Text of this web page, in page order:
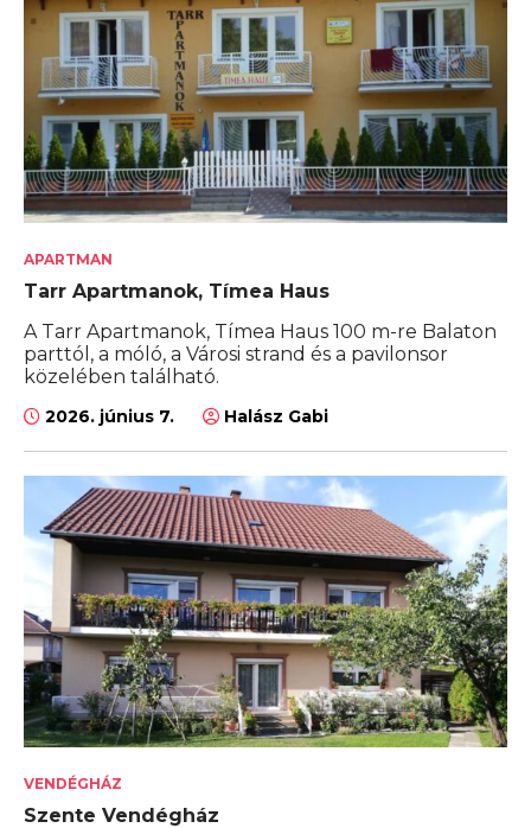
APARTMAN
Tarr Apartmanok, Tímea Haus
A Tarr Apartmanok, Tímea Haus 100 m-re Balaton
parttól, a móló, a Városi strand és a pavilonsor
közelében található.
2026. június 7. Halász Gabi
VENDÉGHÁZ
Szente Vendégház